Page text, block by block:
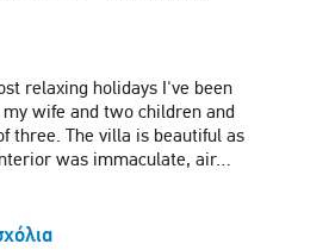
relaxing holidays I've been
wife and two children and
three. The villa is beautiful as
was immaculate, air…